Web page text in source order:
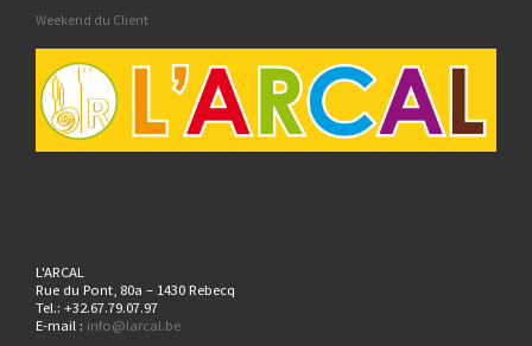
Weekend du Client
L'ARCAL
Rue du Pont, 80a – 1430 Rebecq
Tel.: +32.67.79.07.97
E-mail : info@larcal.be